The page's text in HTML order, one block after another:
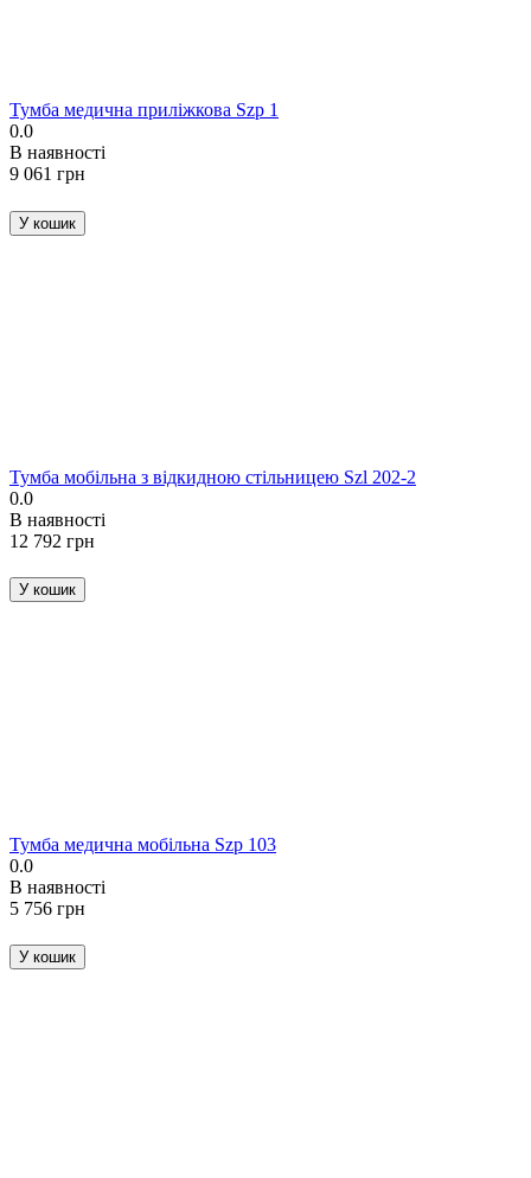
Тумба медична приліжкова Szp 1
0.0
В наявності
‍9 061‍ грн
У кошик
Тумба мобільна з відкидною стільницею Szl 202-2
0.0
В наявності
‍12 792‍ грн
У кошик
Тумба медична мобільна Szp 103
0.0
В наявності
‍5 756‍ грн
У кошик